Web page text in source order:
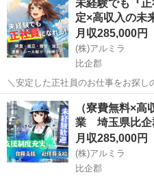
未経験でも『
定×高収入の
月収285,000円
(株)アルミラ
比企郡
＼安定した正社員のお仕事をお探しの方必見！／
になれる？」 「すぐに働ける仕事
働きたい！」 ⇒ そんなアナタにピッタリの正社員求人をご紹介！ ※
もちろん契...
埼玉 比企郡 工場 未経
（寮費無料×
業 埼玉県比企
月収285,000円
(株)アルミラ
比企郡